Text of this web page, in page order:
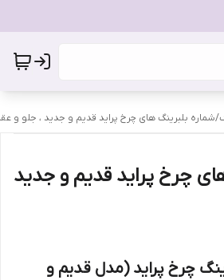
/شماره بلبرینگ های چرخ پراید قدیم و جدید ، جلو و
چرخ پراید قدیم و جدید
چرخ پراید (مدل قدیم و